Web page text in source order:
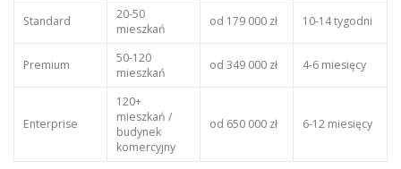
Standard
20-50
mieszkań
od 179 000 zł 10-14 tygodni
Premium
50-120
mieszkań
od 349 000 zł 4-6 miesięcy
Enterprise
120+
mieszkań /
budynek
komercyjny
od 650 000 zł 6-12 miesięcy